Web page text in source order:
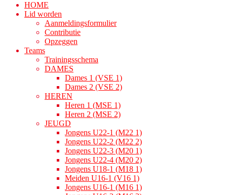
HOME
Lid worden
Aanmeldingsformulier
Contributie
Opzeggen
Teams
Trainingsschema
DAMES
Dames 1 (VSE 1)
Dames 2 (VSE 2)
HEREN
Heren 1 (MSE 1)
Heren 2 (MSE 2)
JEUGD
Jongens U22-1 (M22 1)
Jongens U22-2 (M22 2)
Jongens U22-3 (M20 1)
Jongens U22-4 (M20 2)
Jongens U18-1 (M18 1)
Meiden U16-1 (V16 1)
Jongens U16-1 (M16 1)